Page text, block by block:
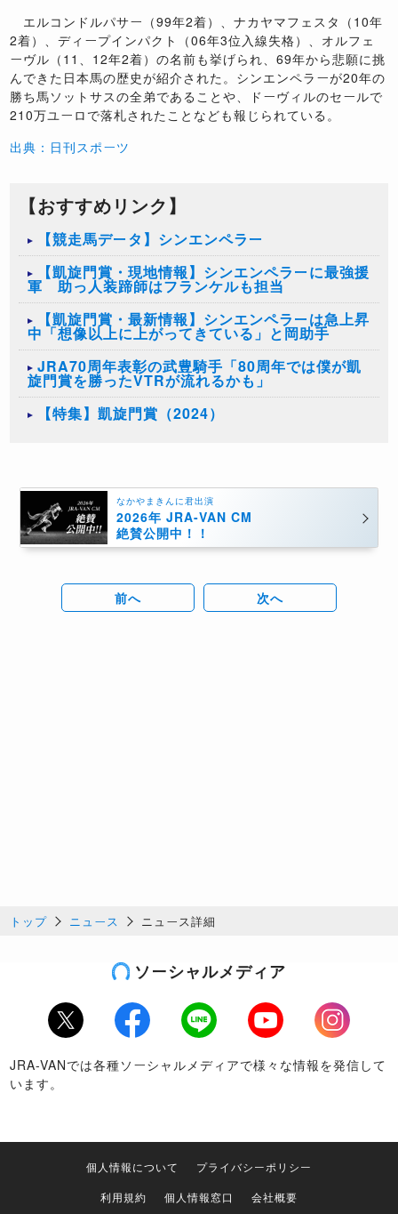
エルコンドルパサー（99年2着）、ナカヤマフェスタ（10年
2着）、ディープインパクト（06年3位入線失格）、オルフェ
ーヴル（11、12年2着）の名前も挙げられ、69年から悲願に挑
んできた日本馬の歴史が紹介された。シンエンペラーが20年の
勝ち馬ソットサスの全弟であることや、ドーヴィルのセールで
210万ユーロで落札されたことなども報じられている。
出典：日刊スポーツ
【おすすめリンク】
【競走馬データ】シンエンペラー
【凱旋門賞・現地情報】シンエンペラーに最強援
軍 助っ人装蹄師はフランケルも担当
【凱旋門賞・最新情報】シンエンペラーは急上昇
中「想像以上に上がってきている」と岡助手
JRA70周年表彰の武豊騎手「80周年では僕が凱
旋門賞を勝ったVTRが流れるかも」
【特集】凱旋門賞（2024）
なかやまきんに君出演
2026年 JRA-VAN CM
絶賛公開中！！
前へ 次へ
トップ ニュース ニュース詳細
ソーシャルメディア
Twitter Facebook LINE Youtube
Instagram
JRA-VANでは各種ソーシャルメディアで様々な情報を発信して
います。
個人情報について
プライバシーポリシー
利用規約
個人情報窓口 会社概要